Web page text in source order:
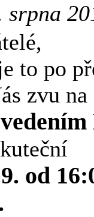
srpna
to po
zvu na
od